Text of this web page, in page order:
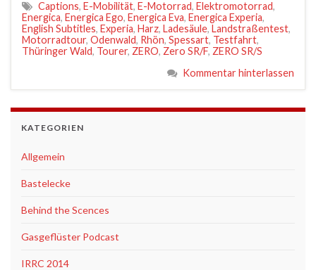
Captions, E-Mobilität, E-Motorrad, Elektromotorrad,
Energica, Energica Ego, Energica Eva, Energica Experia,
English Subtitles, Experia, Harz, Ladesäule, Landstraßentest,
Motorradtour, Odenwald, Rhön, Spessart, Testfahrt,
Thüringer Wald, Tourer, ZERO, Zero SR/F, ZERO SR/S
Kommentar hinterlassen
KATEGORIEN
Allgemein
Bastelecke
Behind the Scences
Gasgeflüster Podcast
IRRC 2014